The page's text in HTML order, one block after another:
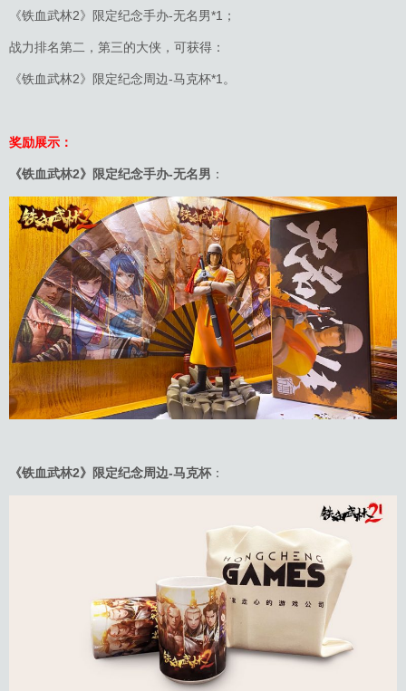
《铁血武林2》限定纪念手办-无名男*1；
战力排名第二，第三的大侠，可获得：
《铁血武林2》限定纪念周边-马克杯*1。
奖励展示：
《铁血武林2》限定纪念手办-无名男 ：
《铁血武林2》限定纪念周边-马克杯：